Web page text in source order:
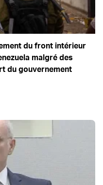
du front intérieur
malgré des
du gouvernement